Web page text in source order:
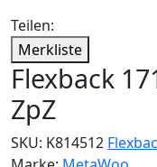
Teilen:
Merkliste
Flexback
ZpZ
SKU: K814512